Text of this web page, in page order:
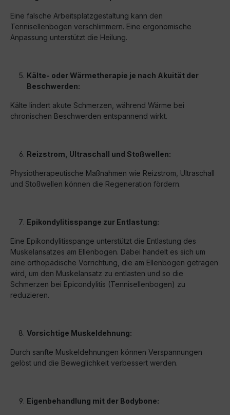
Eine falsche Arbeitsplatzgestaltung kann den
Tennisellenbogen verschlimmern. Eine ergonomische
Anpassung unterstützt die Heilung.
Kälte- oder Wärmetherapie je nach Akuität der
Beschwerden:
Kälte lindert akute Schmerzen, während Wärme bei
chronischen Beschwerden entspannend wirkt.
Reizstrom, Ultraschall und Stoßwellen:
Physiotherapeutische Maßnahmen wie Reizstrom, Ultraschall
und Stoßwellen können die Regeneration fördern.
Epikondylitisspange zur Entlastung:
Eine Epikondylitisspange unterstützt die Entlastung des
Muskelansatzes am Ellenbogen. Dabei handelt es sich um
eine orthopädische Vorrichtung, die am Ellenbogen getragen
wird, um den Muskelansatz zu entlasten und so die
Schmerzen bei Epicondylitis (Tennisellenbogen) zu
reduzieren.
Vorsichtige Muskeldehnung:
Durch sanfte Muskeldehnungen können Verspannungen
gelöst und die Beweglichkeit verbessert werden.
Eigenbehandlung mit der Bodybone: